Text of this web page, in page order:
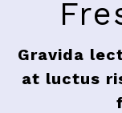
Gravida
at luctus